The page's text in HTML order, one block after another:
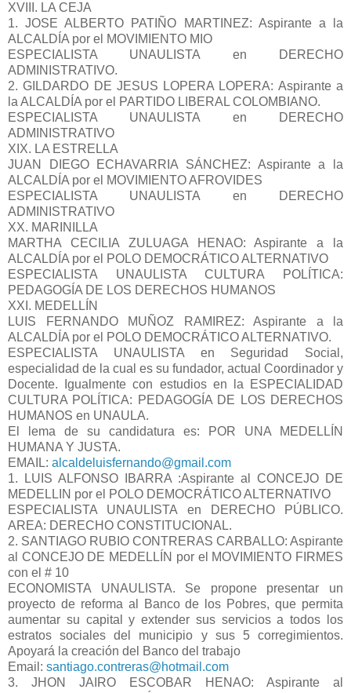
XVIII. LA CEJA
1. JOSE ALBERTO PATIÑO MARTINEZ: Aspirante a la
ALCALDÍA por el MOVIMIENTO MIO
ESPECIALISTA UNAULISTA en DERECHO
ADMINISTRATIVO.
2. GILDARDO DE JESUS LOPERA LOPERA: Aspirante a
la ALCALDÍA por el PARTIDO LIBERAL COLOMBIANO.
ESPECIALISTA UNAULISTA en DERECHO
ADMINISTRATIVO
XIX. LA ESTRELLA
JUAN DIEGO ECHAVARRIA SÁNCHEZ: Aspirante a la
ALCALDÍA por el MOVIMIENTO AFROVIDES
ESPECIALISTA UNAULISTA en DERECHO
ADMINISTRATIVO
XX. MARINILLA
MARTHA CECILIA ZULUAGA HENAO: Aspirante a la
ALCALDÍA por el POLO DEMOCRÁTICO ALTERNATIVO
ESPECIALISTA UNAULISTA CULTURA POLÍTICA:
PEDAGOGÍA DE LOS DERECHOS HUMANOS
XXI. MEDELLÍN
LUIS FERNANDO MUÑOZ RAMIREZ: Aspirante a la
ALCALDÍA por el POLO DEMOCRÁTICO ALTERNATIVO.
ESPECIALISTA UNAULISTA en Seguridad Social,
especialidad de la cual es su fundador, actual Coordinador y
Docente. Igualmente con estudios en la ESPECIALIDAD
CULTURA POLÍTICA: PEDAGOGÍA DE LOS DERECHOS
HUMANOS en UNAULA.
El lema de su candidatura es: POR UNA MEDELLÍN
HUMANA Y JUSTA.
EMAIL: alcaldeluisfernando@gmail.com
1. LUIS ALFONSO IBARRA :Aspirante al CONCEJO DE
MEDELLIN por el POLO DEMOCRÁTICO ALTERNATIVO
ESPECIALISTA UNAULISTA en DERECHO PÚBLICO.
AREA: DERECHO CONSTITUCIONAL.
2. SANTIAGO RUBIO CONTRERAS CARBALLO: Aspirante
al CONCEJO DE MEDELLÍN por el MOVIMIENTO FIRMES
con el # 10
ECONOMISTA UNAULISTA. Se propone presentar un
proyecto de reforma al Banco de los Pobres, que permita
aumentar su capital y extender sus servicios a todos los
estratos sociales del municipio y sus 5 corregimientos.
Apoyará la creación del Banco del trabajo
Email: santiago.contreras@hotmail.com
3. JHON JAIRO ESCOBAR HENAO: Aspirante al